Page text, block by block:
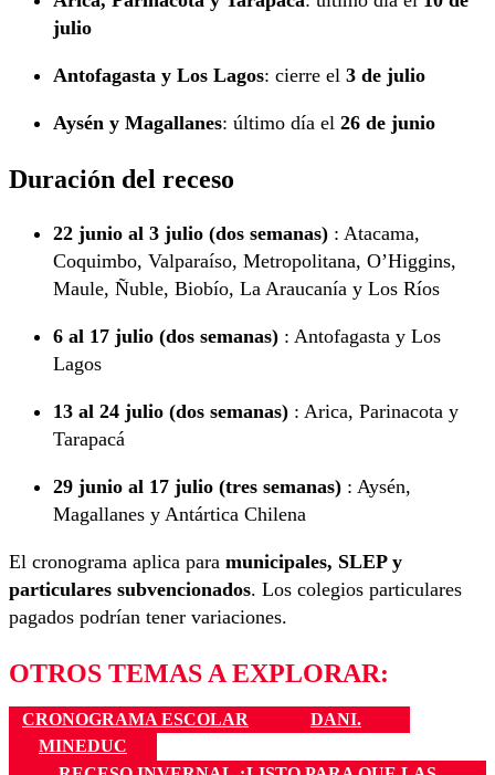
julio
Antofagasta y Los Lagos: cierre el 3 de julio
Aysén y Magallanes: último día el 26 de junio
Duración del receso
22 junio al 3 julio (dos semanas) : Atacama,
Coquimbo, Valparaíso, Metropolitana, O’Higgins,
Maule, Ñuble, Biobío, La Araucanía y Los Ríos
6 al 17 julio (dos semanas) : Antofagasta y Los
Lagos
13 al 24 julio (dos semanas) : Arica, Parinacota y
Tarapacá
29 junio al 17 julio (tres semanas) : Aysén,
Magallanes y Antártica Chilena
El cronograma aplica para municipales, SLEP y
particulares subvencionados. Los colegios particulares
pagados podrían tener variaciones.
OTROS TEMAS A EXPLORAR:
CRONOGRAMA ESCOLAR
DANI.
MINEDUC